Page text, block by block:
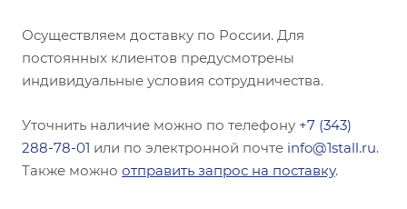
Осуществляем доставку по России. Для
постоянных клиентов предусмотрены
индивидуальные условия сотрудничества.
Уточнить наличие можно по телефону +7 (343)
288-78-01 или по электронной почте info@1stall.ru.
Также можно отправить запрос на поставку.